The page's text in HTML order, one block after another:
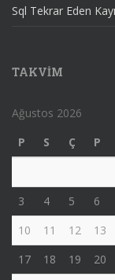
Sql Tekrar Eden
TAKVIM
Ağustos 2026
P
S Ç P
3
4 5 6
10
11 12 13
17
18 19 20